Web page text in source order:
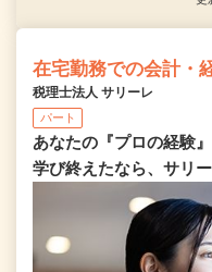
在宅勤務での会計・
税理士法人 サリーレ
パート
あなたの『プロの経験
学び終えたなら、サリ